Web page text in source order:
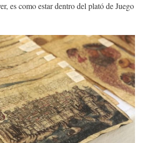
es como estar dentro del plató de Juego